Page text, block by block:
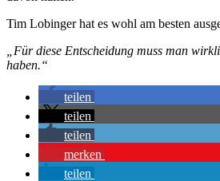
Tim Lobinger hat es wohl am besten
„Für diese Entscheidung muss man
haben.“
teilen
teilen
teilen
merken
teilen